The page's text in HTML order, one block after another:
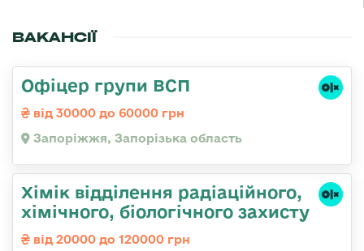
ВАКАНСІЇ
Офіцер групи ВСП
від 30000 до 60000 грн
Запоріжжя, Запорізька область
Хімік відділення радіаційного,
хімічного, біологічного захисту
від 20000 до 120000 грн